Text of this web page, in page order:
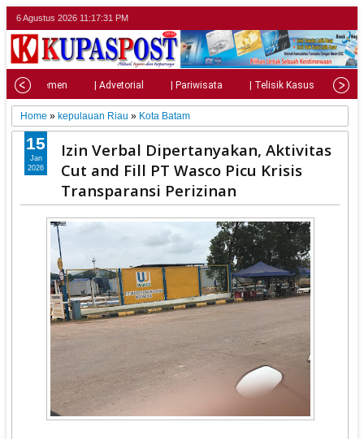
6 Agustus 2026 11:17:32 PM
| Parlemen | Advetorial | Pariwisata | Telisik Kasus |
Home » kepulauan Riau » Kota Batam
Izin Verbal Dipertanyakan, Aktivitas
Cut and Fill PT Wasco Picu Krisis
Transparansi Perizinan
15
Jan
2026